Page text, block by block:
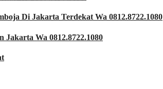
Di Jakarta Terdekat Wa 0812.8722.1080
Wa 0812.8722.1080